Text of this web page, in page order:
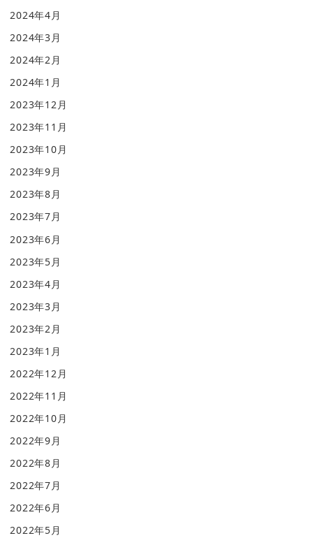
2024年4月
2024年3月
2024年2月
2024年1月
2023年12月
2023年11月
2023年10月
2023年9月
2023年8月
2023年7月
2023年6月
2023年5月
2023年4月
2023年3月
2023年2月
2023年1月
2022年12月
2022年11月
2022年10月
2022年9月
2022年8月
2022年7月
2022年6月
2022年5月